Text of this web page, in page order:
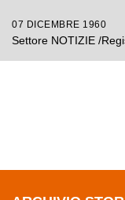
07 DICEMBRE 1960
Settore NOTIZIE /